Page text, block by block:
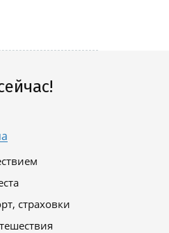
страховки